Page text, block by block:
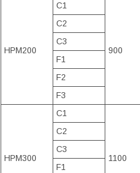
HPM200
C1
900
C2
C3
F1
F2
F3
HPM300
C1
1100
C2
C3
F1